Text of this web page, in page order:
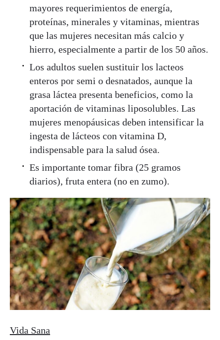
mayores requerimientos de energía,
proteínas, minerales y vitaminas, mientras
que las mujeres necesitan más calcio y
hierro, especialmente a partir de los 50 años.
Los adultos suelen sustituir los lacteos
enteros por semi o desnatados, aunque la
grasa láctea presenta beneficios, como la
aportación de vitaminas liposolubles. Las
mujeres menopáusicas deben intensificar la
ingesta de lácteos con vitamina D,
indispensable para la salud ósea.
Es importante tomar fibra (25 gramos
diarios), fruta entera (no en zumo).
Vida Sana